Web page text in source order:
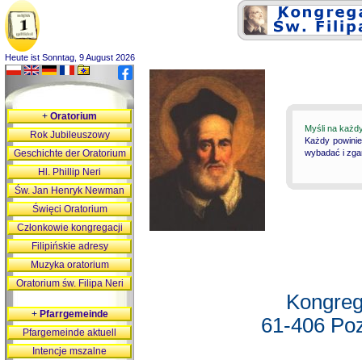
Heute ist Sonntag, 9 August 2026
Myśli na
Każdy
wybadać i
61-406
+Oratorium
Rok Jubileuszowy
Geschichte der Oratorium
Hl. Phillip Neri
Św. Jan Henryk Newman
Święci Oratorium
Członkowie kongregacji
Filipińskie adresy
Muzyka oratorium
Oratorium św. Filipa Neri
+Pfarrgemeinde
Pfargemeinde aktuell
Intencje mszalne